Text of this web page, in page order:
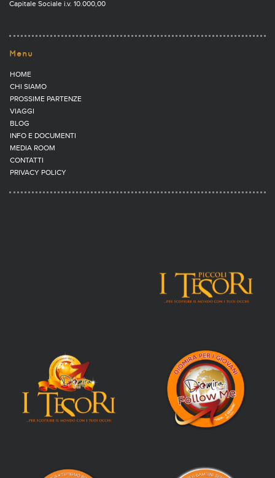
Capitale Sociale i.v. 10.000,00
Menu
HOME
CHI SIAMO
PROSSIME PARTENZE
VIAGGI
BLOG
INFO E DOCUMENTI
MEDIA ROOM
CONTATTI
PRIVACY POLICY